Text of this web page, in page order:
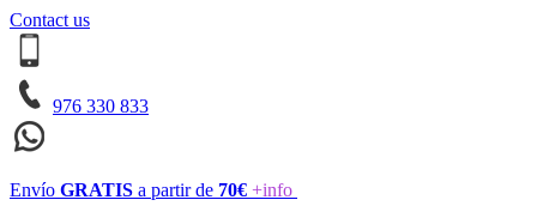
Contact us
976 330 833
Envío GRATIS a partir de 70€ +info